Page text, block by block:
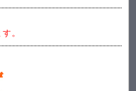
。